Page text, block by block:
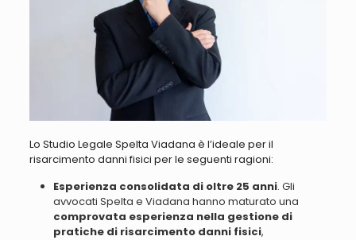
Lo Studio Legale Spelta Viadana è l’ideale per il
risarcimento danni fisici per le seguenti ragioni:
Esperienza consolidata di oltre 25 anni. Gli
avvocati Spelta e Viadana hanno maturato una
comprovata esperienza nella gestione di
pratiche di risarcimento danni fisici,